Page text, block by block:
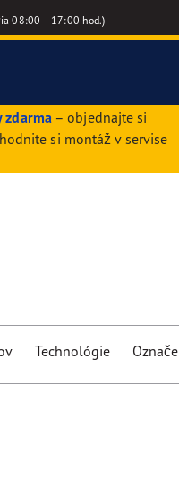
08:00 – 17:00 hod.)
zdarma– objednajte si
si montáž v servise
Technológie